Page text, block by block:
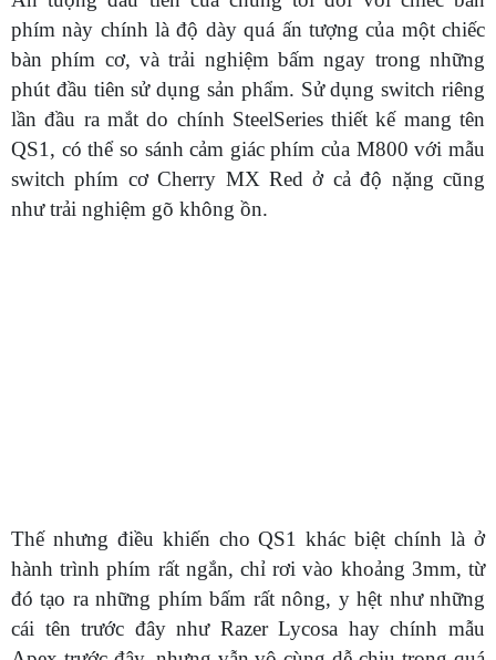
phím này chính là độ dày quá ấn tượng của một chiếc
bàn phím cơ, và trải nghiệm bấm ngay trong những
phút đầu tiên sử dụng sản phẩm. Sử dụng switch riêng
lần đầu ra mắt do chính SteelSeries thiết kế mang tên
QS1, có thể so sánh cảm giác phím của M800 với mẫu
switch phím cơ Cherry MX Red ở cả độ nặng cũng
như trải nghiệm gõ không ồn.
Thế nhưng điều khiến cho QS1 khác biệt chính là ở
hành trình phím rất ngắn, chỉ rơi vào khoảng 3mm, từ
đó tạo ra những phím bấm rất nông, y hệt như những
cái tên trước đây như Razer Lycosa hay chính mẫu